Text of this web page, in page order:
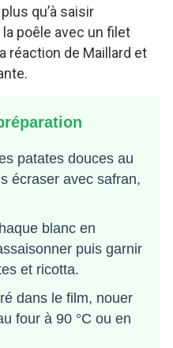
qu’à saisir
poêle avec un filet
réaction de Maillard et
patates douces au
écraser avec safran,
blanc en
puis garnir
et ricotta.
dans le film, nouer
four à 90 °C ou en